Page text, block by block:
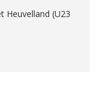
Heuvelland (U23